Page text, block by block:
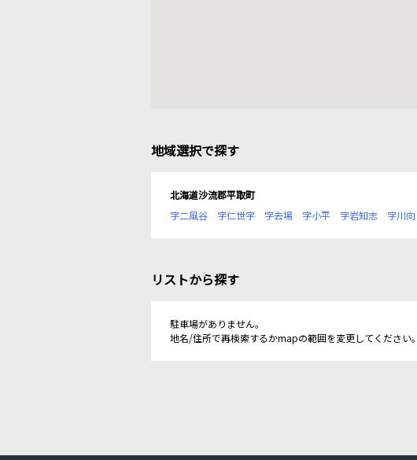
地域選択で探す
北海道沙流郡平取町
字二風谷
字仁世宇 字去場 字小平 字岩知志 字川向
リストから探す
駐車場がありません。
地名/住所で再検索するかmapの範囲を変更してください。